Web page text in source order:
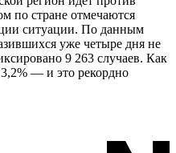
по стране отмечаются
ситуации. По данным
уже четыре дня не
9 263 случаев. Как
— и это рекордно